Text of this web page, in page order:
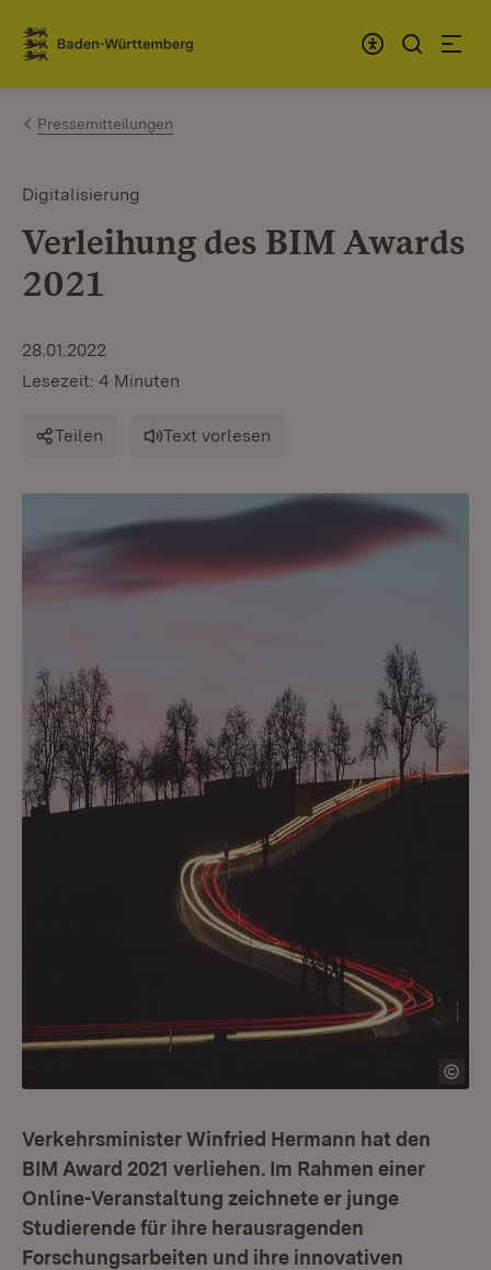
Zum Inhalt springen
Link zur Startseite
Pressemitteilungen
Digitalisierung
Verleihung des BIM Awards
2021
28.01.2022
Lesezeit: 4 Minuten
Teilen Text vorlesen
Verkehrsminister Winfried Hermann hat den
BIM Award 2021 verliehen. Im Rahmen einer
Online-Veranstaltung zeichnete er junge
Studierende für ihre herausragenden
Forschungsarbeiten und ihre innovativen